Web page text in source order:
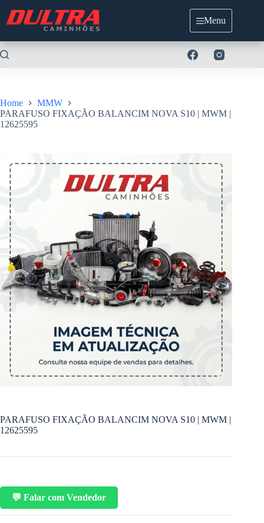
para
Menu
Home
MMW
PARAFUSO FIXAÇÃO BALANCIM NOVA S10 | MWM |
12625595
PARAFUSO FIXAÇÃO BALANCIM NOVA S10 | MWM |
12625595
💬 Falar com Vendedor